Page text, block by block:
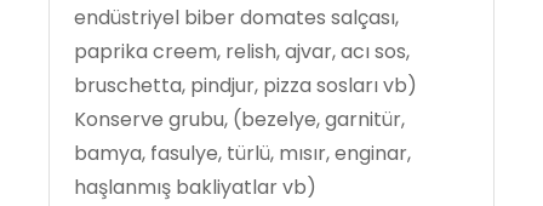
endüstriyel biber domates salçası,
paprika creem, relish, ajvar, acı sos,
bruschetta, pindjur, pizza sosları vb)
Konserve grubu, (bezelye, garnitür,
bamya, fasulye, türlü, mısır, enginar,
haşlanmış bakliyatlar vb)